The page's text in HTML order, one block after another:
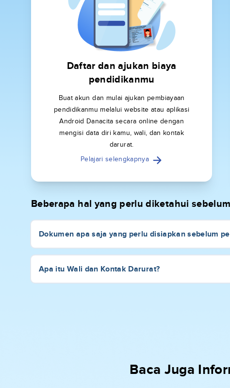
Daftar dan ajukan biaya
pendidikanmu
Buat akun dan mulai ajukan pembiayaan
pendidikanmu melalui website atau aplikasi
Android Danacita secara online dengan
mengisi data diri kamu, wali, dan kontak
darurat.
Pelajari selengkapnya
Beberapa hal yang perlu diketahui
Dokumen apa saja yang perlu disiapkan sebelum
Apa itu Wali dan Kontak Darurat?
Baca Juga